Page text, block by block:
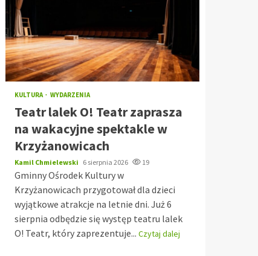
KULTURA WYDARZENIA
Teatr lalek O! Teatr zaprasza
na wakacyjne spektakle w
Krzyżanowicach
Kamil Chmielewski 6 sierpnia 2026 19
Gminny Ośrodek Kultury w
Krzyżanowicach przygotował dla dzieci
wyjątkowe atrakcje na letnie dni. Już 6
sierpnia odbędzie się występ teatru lalek
O! Teatr, który zaprezentuje... Czytaj dalej